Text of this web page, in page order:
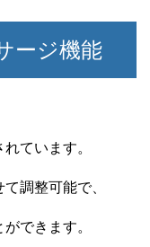
ージ機能
ています。
調整可能で、
できます。